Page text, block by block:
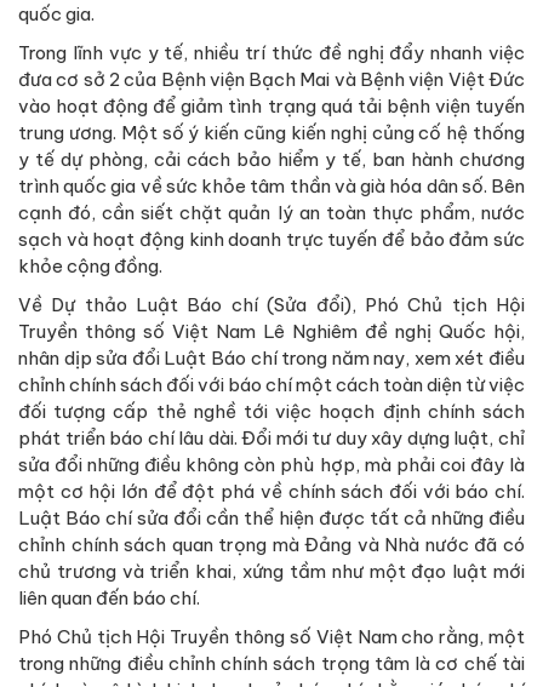
quốc gia.
Trong lĩnh vực y tế, nhiều trí thức đề nghị đẩy nhanh việc
đưa cơ sở 2 của Bệnh viện Bạch Mai và Bệnh viện Việt Đức
vào hoạt động để giảm tình trạng quá tải bệnh viện tuyến
trung ương. Một số ý kiến cũng kiến nghị củng cố hệ thống
y tế dự phòng, cải cách bảo hiểm y tế, ban hành chương
trình quốc gia về sức khỏe tâm thần và già hóa dân số. Bên
cạnh đó, cần siết chặt quản lý an toàn thực phẩm, nước
sạch và hoạt động kinh doanh trực tuyến để bảo đảm sức
khỏe cộng đồng.
Về Dự thảo Luật Báo chí (Sửa đổi), Phó Chủ tịch Hội
Truyền thông số Việt Nam Lê Nghiêm đề nghị Quốc hội,
nhân dịp sửa đổi Luật Báo chí trong năm nay, xem xét điều
chỉnh chính sách đối với báo chí một cách toàn diện từ việc
đối tượng cấp thẻ nghề tới việc hoạch định chính sách
phát triển báo chí lâu dài. Đổi mới tư duy xây dựng luật, chỉ
sửa đổi những điều không còn phù hợp, mà phải coi đây là
một cơ hội lớn để đột phá về chính sách đối với báo chí.
Luật Báo chí sửa đổi cần thể hiện được tất cả những điều
chỉnh chính sách quan trọng mà Đảng và Nhà nước đã có
chủ trương và triển khai, xứng tầm như một đạo luật mới
liên quan đến báo chí.
Phó Chủ tịch Hội Truyền thông số Việt Nam cho rằng, một
trong những điều chỉnh chính sách trọng tâm là cơ chế tài